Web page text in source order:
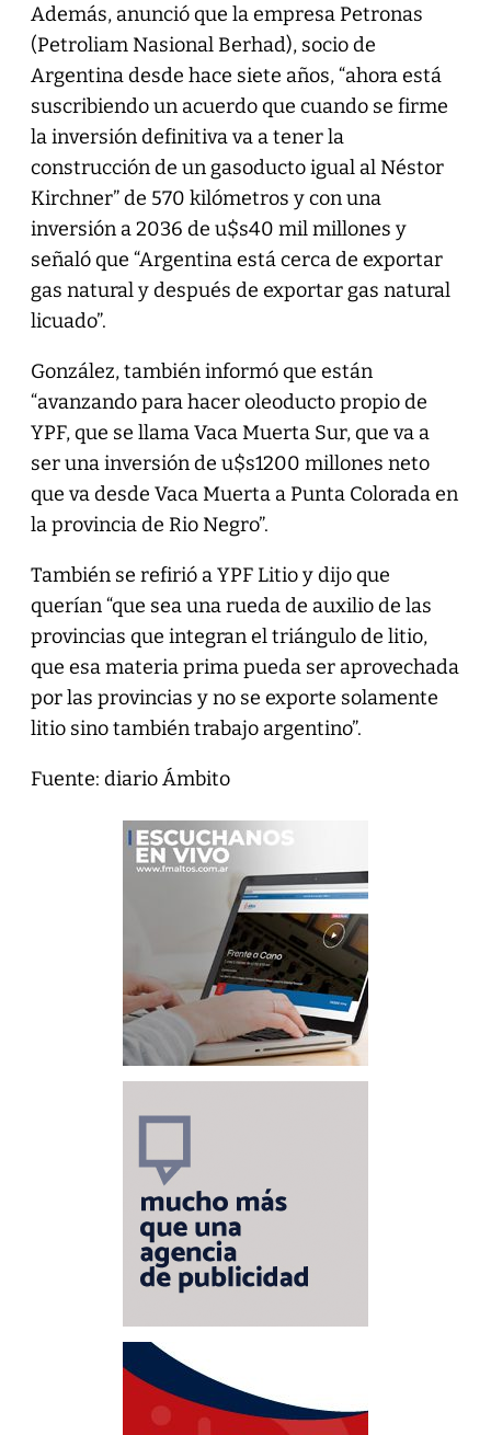
Además, anunció que la empresa Petronas
(Petroliam Nasional Berhad), socio de
Argentina desde hace siete años, “ahora está
suscribiendo un acuerdo que cuando se firme
la inversión definitiva va a tener la
construcción de un gasoducto igual al Néstor
Kirchner” de 570 kilómetros y con una
inversión a 2036 de u$s40 mil millones y
señaló que “Argentina está cerca de exportar
gas natural y después de exportar gas natural
licuado”.
González, también informó que están
“avanzando para hacer oleoducto propio de
YPF, que se llama Vaca Muerta Sur, que va a
ser una inversión de u$s1200 millones neto
que va desde Vaca Muerta a Punta Colorada en
la provincia de Rio Negro”.
También se refirió a YPF Litio y dijo que
querían “que sea una rueda de auxilio de las
provincias que integran el triángulo de litio,
que esa materia prima pueda ser aprovechada
por las provincias y no se exporte solamente
litio sino también trabajo argentino”.
Fuente: diario Ámbito